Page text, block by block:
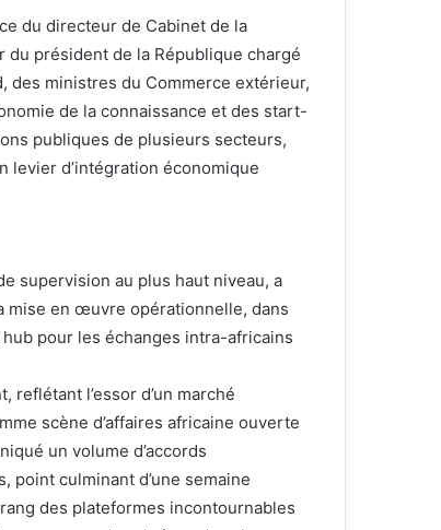
du directeur de Cabinet de la
du président de la République chargé
des ministres du Commerce extérieur,
de la connaissance et des start-
publiques de plusieurs secteurs,
levier d’intégration économique
supervision au plus haut niveau, a
mise en œuvre opérationnelle, dans
pour les échanges intra-africains
reflétant l’essor d’un marché
scène d’affaires africaine ouverte
un volume d’accords
point culminant d’une semaine
des plateformes incontournables